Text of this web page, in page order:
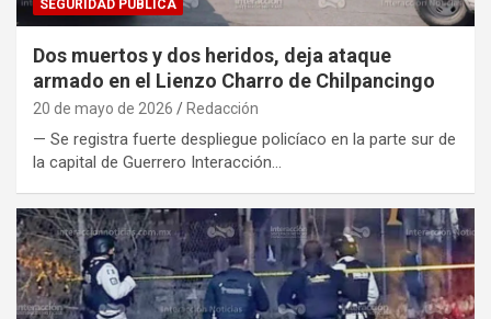
SEGURIDAD PÚBLICA
Dos muertos y dos heridos, deja ataque
armado en el Lienzo Charro de Chilpancingo
20 de mayo de 2026 Redacción
— Se registra fuerte despliegue policíaco en la parte sur de
la capital de Guerrero Interacción…